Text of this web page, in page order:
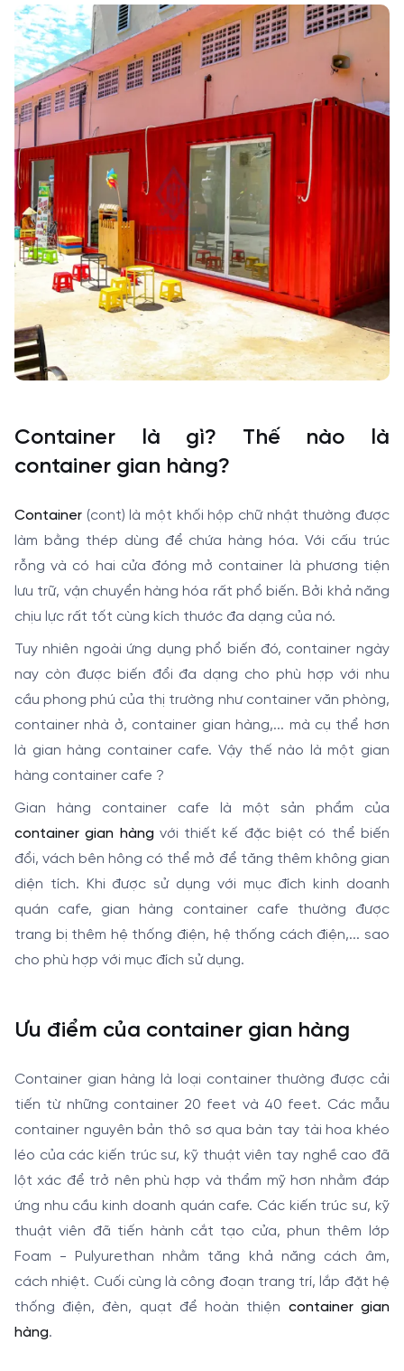
Container là gì? Thế nào là
container gian hàng?
Container (cont) là một khối hộp chữ nhật thường được
làm bằng thép dùng để chứa hàng hóa. Với cấu trúc
rỗng và có hai cửa đóng mở container là phương tiện
lưu trữ, vận chuyển hàng hóa rất phổ biến. Bởi khả năng
chịu lực rất tốt cùng kích thước đa dạng của nó.
Tuy nhiên ngoài ứng dụng phổ biến đó, container ngày
nay còn được biến đổi đa dạng cho phù hợp với nhu
cầu phong phú của thị trường như container văn phòng,
container nhà ở, container gian hàng,... mà cụ thể hơn
là gian hàng container cafe. Vậy thế nào là một gian
hàng container cafe ?
Gian hàng container cafe là một sản phẩm của
container gian hàng với thiết kế đặc biệt có thể biến
đổi, vách bên hông có thể mở để tăng thêm không gian
diện tích. Khi được sử dụng với mục đích kinh doanh
quán cafe, gian hàng container cafe thường được
trang bị thêm hệ thống điện, hệ thống cách điện,... sao
cho phù hợp với mục đích sử dụng.
Ưu điểm của container gian hàng
Container gian hàng là loại container thường được cải
tiến từ những container 20 feet và 40 feet. Các mẫu
container nguyên bản thô sơ qua bàn tay tài hoa khéo
léo của các kiến trúc sư, kỹ thuật viên tay nghề cao đã
lột xác để trở nên phù hợp và thẩm mỹ hơn nhằm đáp
ứng nhu cầu kinh doanh quán cafe. Các kiến trúc sư, kỹ
thuật viên đã tiến hành cắt tạo cửa, phun thêm lớp
Foam - Pulyurethan nhằm tăng khả năng cách âm,
cách nhiệt. Cuối cùng là công đoạn trang trí, lắp đặt hệ
thống điện, đèn, quạt để hoàn thiện container gian
hàng.